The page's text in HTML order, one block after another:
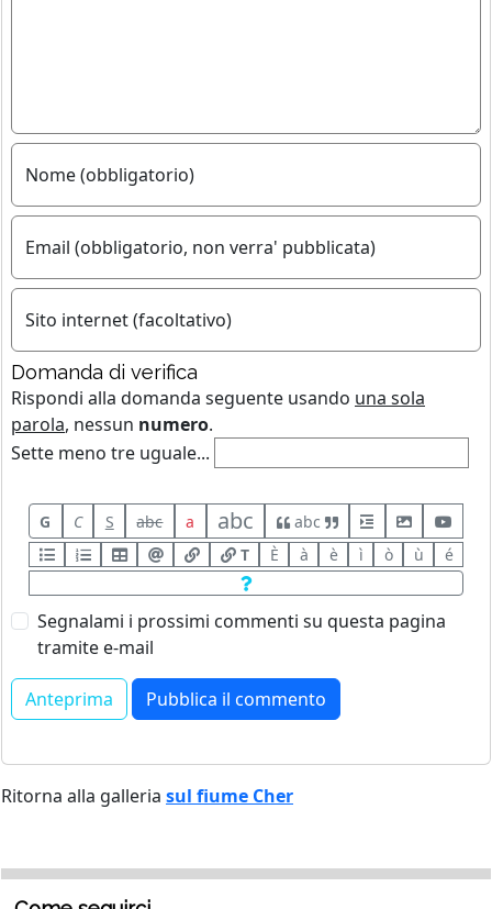
Nome (obbligatorio)
Email (obbligatorio, non verra' pubblicata)
Sito internet (facoltativo)
Domanda di verifica
Rispondi alla domanda seguente usando una sola
parola, nessun numero.
Sette meno tre uguale...
G C S abc a abc
abc
T
È à è ì ò ù é
Segnalami i prossimi commenti su questa pagina
tramite e-mail
Ritorna alla galleria sul fiume Cher